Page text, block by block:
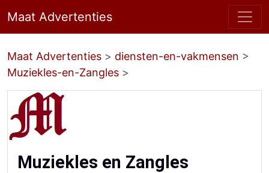
Maat Advertenties
Maat Advertenties > diensten-en-vakmensen >
Muziekles-en-Zangles >
Muziekles en Zangles